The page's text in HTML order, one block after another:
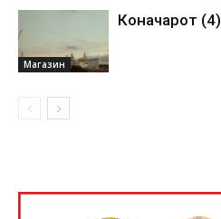
Магазин
Коначарот (4)